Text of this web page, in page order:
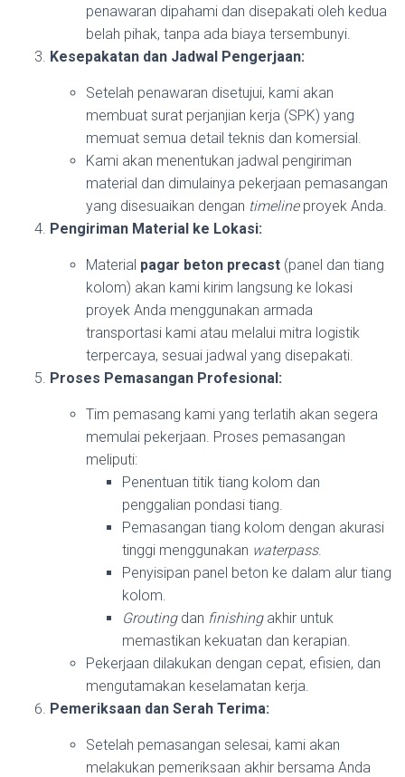
penawaran dipahami dan disepakati oleh kedua
belah pihak, tanpa ada biaya tersembunyi.
Kesepakatan dan Jadwal Pengerjaan:
Setelah penawaran disetujui, kami akan
membuat surat perjanjian kerja (SPK) yang
memuat semua detail teknis dan komersial.
Kami akan menentukan jadwal pengiriman
material dan dimulainya pekerjaan pemasangan
yang disesuaikan dengan timelineproyek Anda.
Pengiriman Material ke Lokasi:
Material pagar beton precast (panel dan tiang
kolom) akan kami kirim langsung ke lokasi
proyek Anda menggunakan armada
transportasi kami atau melalui mitra logistik
terpercaya, sesuai jadwal yang disepakati.
Proses Pemasangan Profesional:
Tim pemasang kami yang terlatih akan segera
memulai pekerjaan. Proses pemasangan
meliputi:
Penentuan titik tiang kolom dan
penggalian pondasi tiang.
Pemasangan tiang kolom dengan akurasi
tinggi menggunakan waterpass.
Penyisipan panel beton ke dalam alur tiang
kolom.
Groutingdan finishingakhir untuk
memastikan kekuatan dan kerapian.
Pekerjaan dilakukan dengan cepat, efisien, dan
mengutamakan keselamatan kerja.
Pemeriksaan dan Serah Terima:
Setelah pemasangan selesai, kami akan
melakukan pemeriksaan akhir bersama Anda